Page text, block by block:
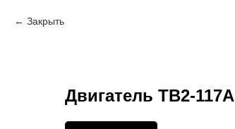
Закрыть
Двигатель ТВ2-117А